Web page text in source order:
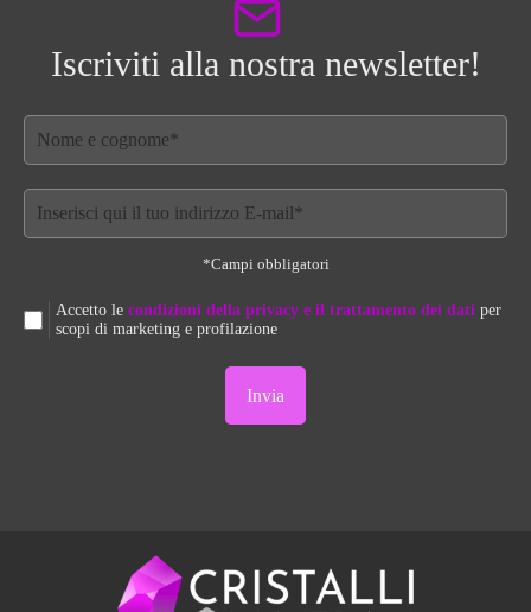
Iscriviti alla nostra newsletter!
*Campi obbligatori
Accetto le condizioni della privacy e il trattamento dei dati per
scopi di marketing e profilazione